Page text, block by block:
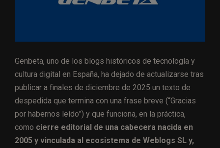
Genbeta, uno de los blogs históricos de tecnología y
cultura digital en España, ha dejado de actualizarse tras
publicar a finales de diciembre de 2025 un texto de
despedida que termina con una frase breve (“Gracias
por habernos leído”) y que funciona, en la práctica,
como cierre editorial de una cabecera nacida en
2005 y vinculada al ecosistema de Weblogs SL y,